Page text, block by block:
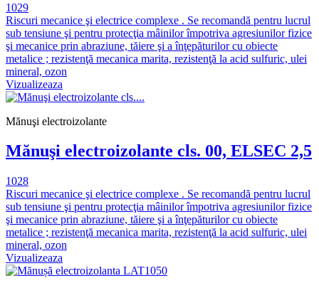
1029
Riscuri mecanice şi electrice complexe . Se recomandă pentru lucrul
sub tensiune şi pentru protecţia mâinilor împotriva agresiunilor fizice
şi mecanice prin abraziune, tăiere şi a înţepăturilor cu obiecte
metalice ; rezistenţă mecanica marita, rezistenţă la acid sulfuric, ulei
mineral, ozon
Vizualizeaza
Mănuşi electroizolante
Mănuşi electroizolante cls. 00, ELSEC 2,5
1028
Riscuri mecanice şi electrice complexe . Se recomandă pentru lucrul
sub tensiune şi pentru protecţia mâinilor împotriva agresiunilor fizice
şi mecanice prin abraziune, tăiere şi a înţepăturilor cu obiecte
metalice ; rezistenţă mecanica marita, rezistenţă la acid sulfuric, ulei
mineral, ozon
Vizualizeaza